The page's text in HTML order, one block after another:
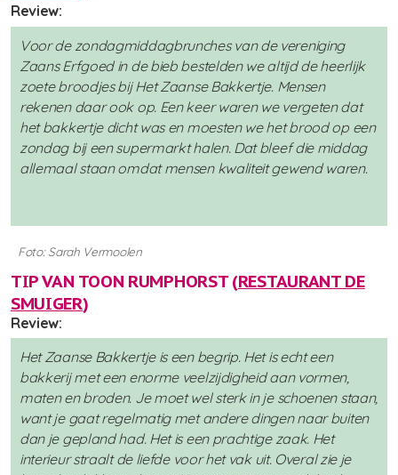
Review:
Voor de zondagmiddagbrunches van de vereniging
Zaans Erfgoed in de bieb bestelden we altijd de heerlijk
zoete broodjes bij Het Zaanse Bakkertje. Mensen
rekenen daar ook op. Een keer waren we vergeten dat
het bakkertje dicht was en moesten we het brood op een
zondag bij een supermarkt halen. Dat bleef die middag
allemaal staan omdat mensen kwaliteit gewend waren.
Foto: Sarah Vermoolen
TIP VAN TOON RUMPHORST (RESTAURANT DE
SMUIGER)
Review:
Het Zaanse Bakkertje is een begrip. Het is echt een
bakkerij met een enorme veelzijdigheid aan vormen,
maten en broden. Je moet wel sterk in je schoenen staan,
want je gaat regelmatig met andere dingen naar buiten
dan je gepland had. Het is een prachtige zaak. Het
interieur straalt de liefde voor het vak uit. Overal zie je